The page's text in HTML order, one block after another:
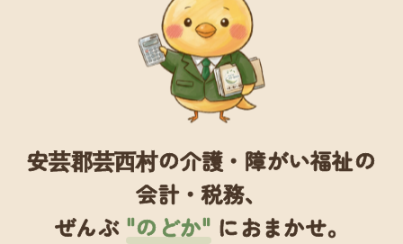
安芸郡芸西村の介護・障がい福祉の
会計・税務、
ぜんぶ "のどか" におまかせ。